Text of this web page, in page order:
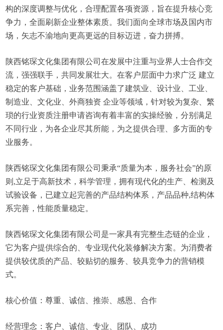
构的深度调整与优化，合理配置各项资源，旨在提升核心竞
争力，全面刷新企业整体素质。我们面向全球市场及国内市
场，矢志不渝地向更高更远的目标迈进，奋力拼搏。
陕西铭琛文化集团有限公司在发展中注重与业界人士合作交
流，强强联手，共同发展壮大。在客户层面中力求广泛 建立
稳定的客户基础，业务范围涵盖了建筑业、设计业、工业、
制造业、文化业、外商独资 企业等领域，针对较为复杂、繁
琐的行业资质注册申请咨询有着丰富的实操经验，分别满足
不同行业，为各企业尽其所能，为之提供合理、多方面的专
业服务。
陕西铭琛文化集团有限公司秉承“质量为本，服务社会”的原
则,立足于高新技术，科学管理，拥有现代化的生产、检测及
试验设备，已建立起完善的产品结构体系，产品品种,结构体
系完善，性能质量稳定。
陕西铭琛文化集团有限公司是一家具有完整生态链的企业，
它为客户提供综合的、专业现代化装修解决方案。为消费者
提供较优质的产品、较贴切的服务、较具竞争力的营销模
式。
核心价值：尊重、诚信、推崇、感恩、合作
经营理念：客户、诚信、专业、团队、成功